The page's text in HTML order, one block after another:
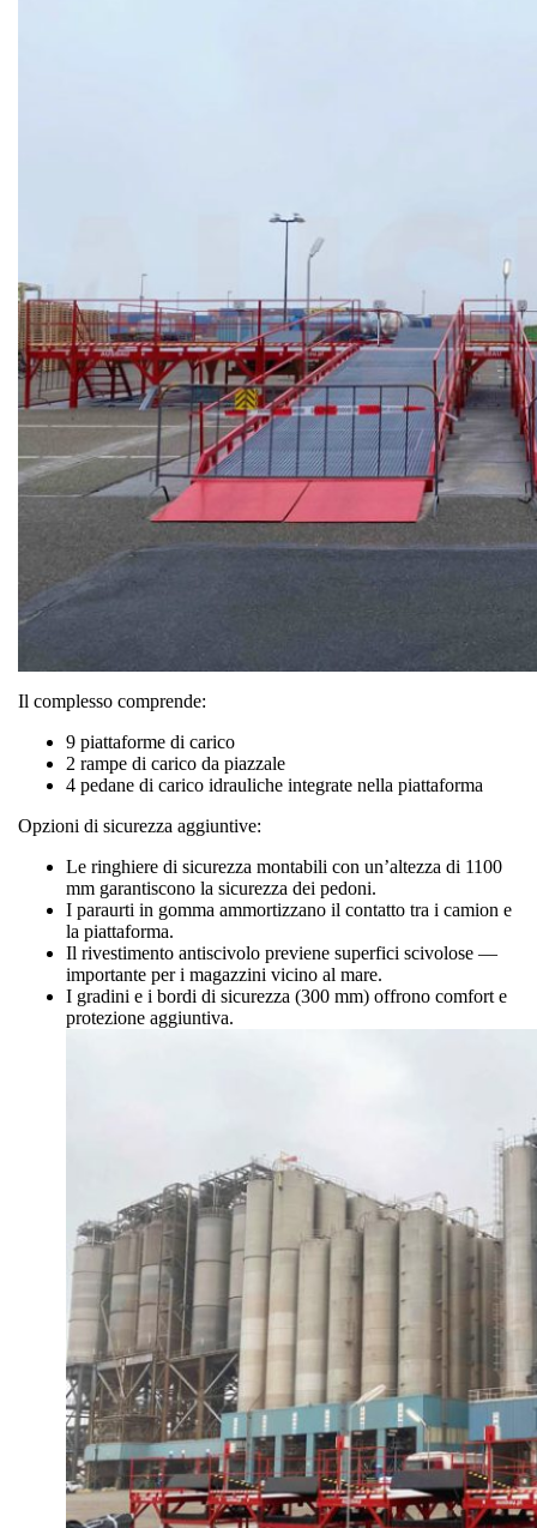
Il complesso comprende:
9 piattaforme di carico
2 rampe di carico da piazzale
4 pedane di carico idrauliche integrate nella piattaforma
Opzioni di sicurezza aggiuntive:
Le ringhiere di sicurezza montabili con un’altezza di 1100
mm garantiscono la sicurezza dei pedoni.
I paraurti in gomma ammortizzano il contatto tra i camion e
la piattaforma.
Il rivestimento antiscivolo previene superfici scivolose —
importante per i magazzini vicino al mare.
I gradini e i bordi di sicurezza (300 mm) offrono comfort e
protezione aggiuntiva.